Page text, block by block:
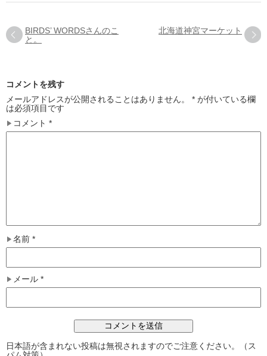
BIRDS’ WORDSさんのこ
と。
北海道神宮マーケット
コメントを残す
メールアドレスが公開されることはありません。
* が付いている欄
は必須項目です
コメント *
名前 *
メール *
日本語が含まれない投稿は無視されますのでご注意ください。（ス